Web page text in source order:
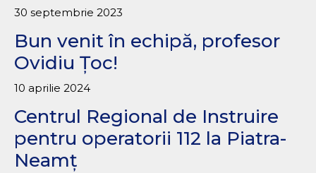
30 septembrie 2023
Bun venit în echipă, profesor
Ovidiu Țoc!
10 aprilie 2024
Centrul Regional de Instruire
pentru operatorii 112 la Piatra-
Neamț